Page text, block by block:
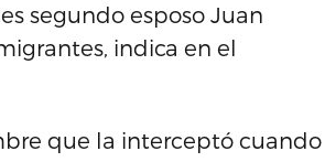
segundo esposo Juan
indica en el
que la interceptó cuando